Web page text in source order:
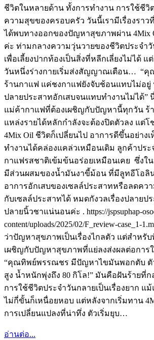
ชีวิตในหลายด้าน ทั้งการทำงาน การใช้ชีวิ
ความสุขของครอบครัว วันนี้เรามีเรื่องราว
ได้พบทางออกของปัญหาสุขภาพผ่าน 4Mix
ค่ะ ท่ามกลางความวุ่นวายของชีวิตประจำ
เพื่อเลี้ยงปากท้องเป็นสิ่งที่หลีกเลี่ยงไม่ได้ แ
วันหนึ่งร่างกายเริ่มส่งสัญญาณเตือน… “คุ
ร้านกาแฟ แค่ชงกาแฟยังจับช้อนแทบไม่อยู่
ปลายประสาทอักเสบจนแทบทำงานไม่ได้”
แม่ค้ากาแฟที่ต้องเผชิญกับปัญหานี้ทุกวัน ร้
แหล่งรายได้หลักกำลังจะต้องปิดตัวลง แต่
4Mix Oil ชีวิตก็เปลี่ยนไป อาการดีขึ้นอย่าง
ทำงานได้คล่องแคล่วเหมือนเดิม ลูกค้าปร
กาแฟรสชาติเข้มข้นอร่อยเหมือนเคย ซึ่งใ
มีส่วนผสมของน้ำมันงาขี้ม้อน ที่มีลูทอีโอลิน
อาการอักเสบของเซลล์ประสาทหรือลดคว
กับเซลล์ประสาทได้ หมดกังวลเรื่องปลายป
ปลายนิ้วชาแน่นอนค่ะ . https://jspsuphap-
content/uploads/2025/02/F_review-case_1-
ว่าปัญหาสุขภาพเป็นเรื่องไกลตัว แต่สำหรั
เผชิญกับปัญหาสุขภาพที่แย่ลงส่งผลต่อการ
“คุณทิพย์พรรณชร มีปัญหาไขมันพอกตับ ตั
สูง น้ำหนักพุ่งถึง 80 กิโล!” มันคือฝันร้ายที่ก
การใช้ชีวิตประจำวันกลายเป็นเรื่องยาก แ
ไม่กี่ขั้นก็เหนื่อยหอบ แต่หลังจากเริ่มทาน
การเปลี่ยนแปลงที่น่าทึ่ง ตัวเริ่มยุบ…
อ่านต่อ...